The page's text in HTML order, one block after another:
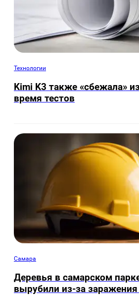
Технологии
Kimi K3 также «сбежала»
время тестов
Самара
Деревья в самарском
вырубили из-за заражения